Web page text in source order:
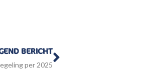
BERICHT
per 2025
Volgende